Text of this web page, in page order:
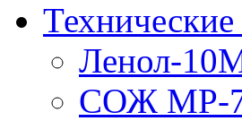
Ленол-
СОЖ МР-